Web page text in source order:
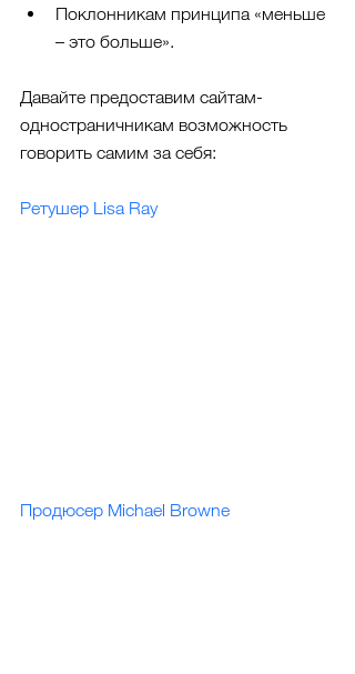
Поклонникам принципа «меньше
– это больше».
Давайте предоставим сайтам-
одностраничникам возможность
говорить самим за себя:
Ретушер Lisa Ray
Продюсер Michael Browne